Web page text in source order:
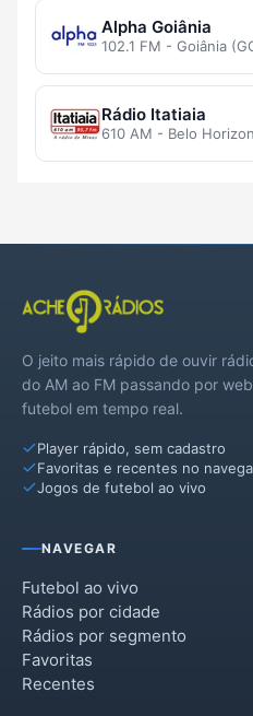
Alpha Goiânia
102.1 FM - Goiânia
Rádio Itatiaia
610 AM - Belo
O jeito mais rápido de ouvir
do AM ao FM passando por
futebol em tempo real.
Player rápido, sem cadastro
Favoritas e recentes no
Jogos de futebol ao vivo
NAVEGAR
Futebol ao vivo
Rádios por cidade
Rádios por segmento
Favoritas
Recentes